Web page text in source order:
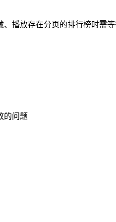
播放存在分页的排行榜时需
的问题